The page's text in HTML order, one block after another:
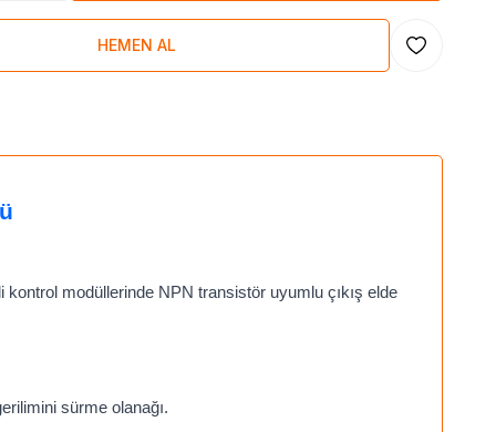
HEMEN AL Favoriye
modüllerinde NPN transistör uyumlu çıkış elde
sürme olanağı.